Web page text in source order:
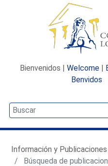
Bienvenidos | Welcome |
Benvidos
Información y Publicaciones
Búsqueda de